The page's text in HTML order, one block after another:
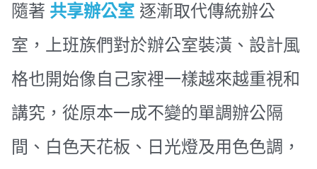
隨著 共享辦公室 逐漸取代傳統辦公
室，上班族們對於辦公室裝潢、設計風
格也開始像自己家裡一樣越來越重視和
講究，從原本一成不變的單調辦公隔
間、白色天花板、日光燈及用色色調，